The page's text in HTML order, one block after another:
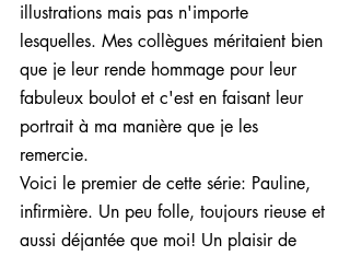
illustrations mais pas n'importe
lesquelles. Mes collègues méritaient bien
que je leur rende hommage pour leur
fabuleux boulot et c'est en faisant leur
portrait à ma manière que je les
remercie.
Voici le premier de cette série: Pauline,
infirmière. Un peu folle, toujours rieuse et
aussi déjantée que moi! Un plaisir de